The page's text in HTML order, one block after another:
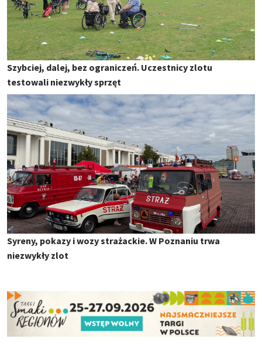
Szybciej, dalej, bez ograniczeń. Uczestnicy zlotu
testowali niezwykły sprzęt
Syreny, pokazy i wozy strażackie. W Poznaniu trwa
niezwykły zlot